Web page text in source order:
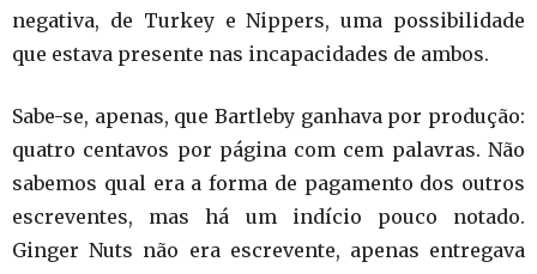
negativa, de Turkey e Nippers, uma possibilidade
que estava presente nas incapacidades de ambos.
Sabe-se, apenas, que Bartleby ganhava por produção:
quatro centavos por página com cem palavras. Não
sabemos qual era a forma de pagamento dos outros
escreventes, mas há um indício pouco notado.
Ginger Nuts não era escrevente, apenas entregava